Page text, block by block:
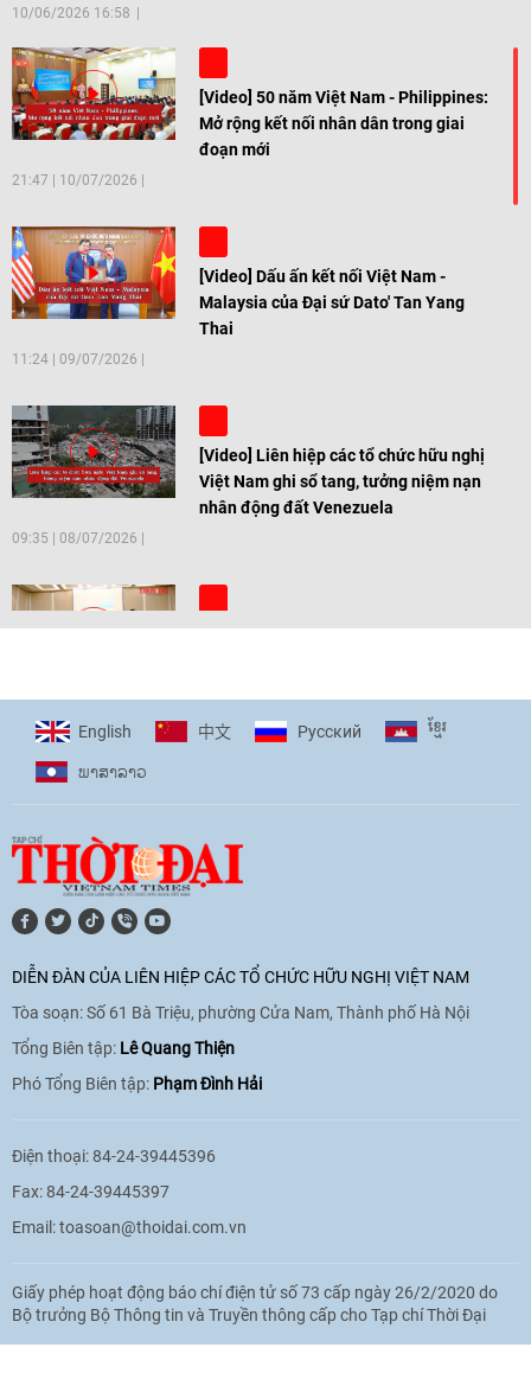
10/06/2026 16:58
[Video] 50 năm Việt Nam - Philippines:
Mở rộng kết nối nhân dân trong giai
đoạn mới
21:47 10/07/2026
[Video] Dấu ấn kết nối Việt Nam -
Malaysia của Đại sứ Dato' Tan Yang
Thai
11:24 09/07/2026
[Video] Liên hiệp các tổ chức hữu nghị
Việt Nam ghi sổ tang, tưởng niệm nạn
nhân động đất Venezuela
09:35 08/07/2026
[Video] Trẻ em Đông Á cùng kiến tạo
11:10|17/06/2026
hòa bình, hữu nghị giữa các dân tộc"
cho Đại sứ Hungary tại Việt Nam
17:25| 13/06/2026
sinh Việt Nam tại trại hè Artek
14:41 12/06/2026
English 中文 Pусский ខ្មែរ
ພາ​ສາ​ລາວ
DIỄN ĐÀN CỦA LIÊN HIỆP CÁC TỔ CHỨC HỮU NGHỊ VIỆT NAM
Tòa soạn: Số 61 Bà Triệu, phường Cửa Nam, Thành phố Hà Nội
Tổng Biên tập: Lê Quang Thiện
Phó Tổng Biên tập: Phạm Đình Hải
Điện thoại: 84-24-39445396
Fax: 84-24-39445397
Email:toasoan@thoidai.com.vn
Giấy phép hoạt động báo chí điện tử số 73 cấp ngày 26/2/2020 do
Bộ trưởng Bộ Thông tin và Truyền thông cấp cho Tạp chí Thời Đại